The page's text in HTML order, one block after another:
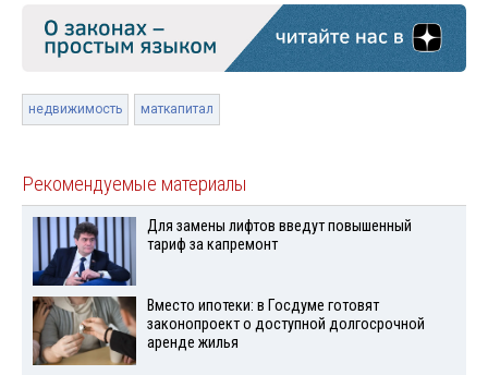
недвижимость маткапитал
Рекомендуемые материалы
Для замены лифтов введут повышенный
тариф за капремонт
Вместо ипотеки: в Госдуме готовят
законопроект о доступной долгосрочной
аренде жилья